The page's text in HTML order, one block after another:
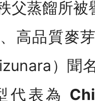
父蒸餾所被
高品質麥
）聞
代表為